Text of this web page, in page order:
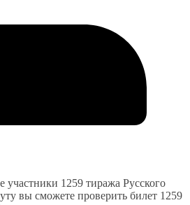
участники 1259 тиража Русского
вы сможете проверить билет 1259